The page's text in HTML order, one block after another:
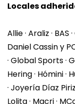
Locales
Allie · Araliz · BAS
Daniel Cassin y
· Global Sports ·
Hering · Hómini ·
· Joyería Díaz Piriz
Lolita · Macri ·